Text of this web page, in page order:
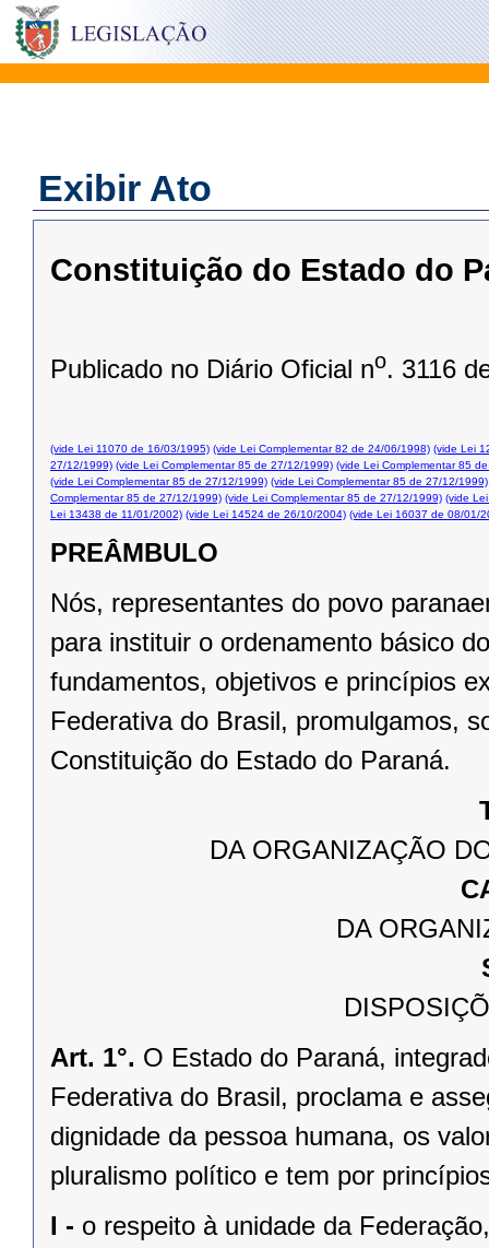
Exibir Ato
Constituição do Estado do
Publicado no Diário Oficial no. 3116
(vide Lei 11070 de 16/03/1995) (vide Lei Complementar 82 de 24/06/1998) (vide Lei
27/12/1999) (vide Lei Complementar 85 de 27/12/1999) (vide Lei Complementar 85
(vide Lei Complementar 85 de 27/12/1999) (vide Lei Complementar 85 de 27/12/1999)
Complementar 85 de 27/12/1999) (vide Lei Complementar 85 de 27/12/1999) (vide
Lei 13438 de 11/01/2002) (vide Lei 14524 de 26/10/2004) (vide Lei 16037 de 08/01/
PREÂMBULO
Nós, representantes do povo
para instituir o ordenamento básico
fundamentos, objetivos e princípios
Federativa do Brasil, promulgamos,
Constituição do Estado do Paraná.
DA ORGANIZAÇÃO
DA
Art. 1°. O Estado do Paraná,
Federativa do Brasil, proclama e
dignidade da pessoa humana, os
pluralismo político e tem por
I - o respeito à unidade da